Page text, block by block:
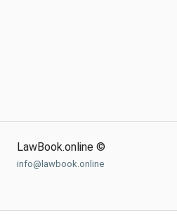
LawBook.online ©
info@lawbook.online